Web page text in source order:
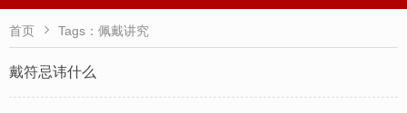
首页  Tags：佩戴讲究
戴符忌讳什么